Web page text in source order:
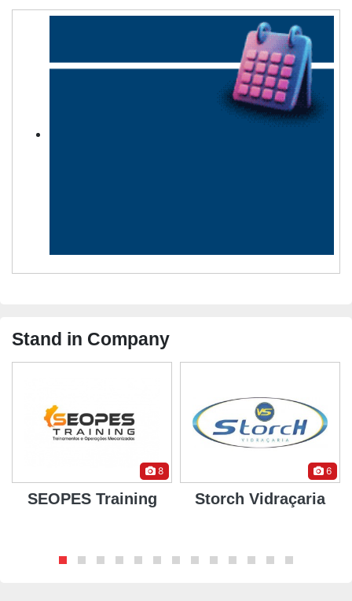
Stand in Company
8
SEOPES Training
6
Storch Vidraçaria